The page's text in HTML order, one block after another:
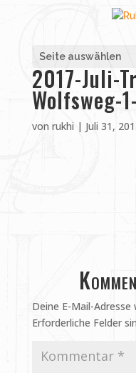
Seite auswählen
2017-Juli-
Wolfsweg-
von rukhi | Juli 31,
Deine E-Mail-
Erforderliche Felder